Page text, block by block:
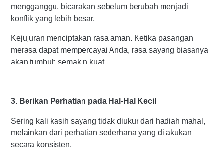
mengganggu, bicarakan sebelum berubah menjadi
konflik yang lebih besar.
Kejujuran menciptakan rasa aman. Ketika pasangan
merasa dapat mempercayai Anda, rasa sayang biasanya
akan tumbuh semakin kuat.
3. Berikan Perhatian pada Hal-Hal Kecil
Sering kali kasih sayang tidak diukur dari hadiah mahal,
melainkan dari perhatian sederhana yang dilakukan
secara konsisten.